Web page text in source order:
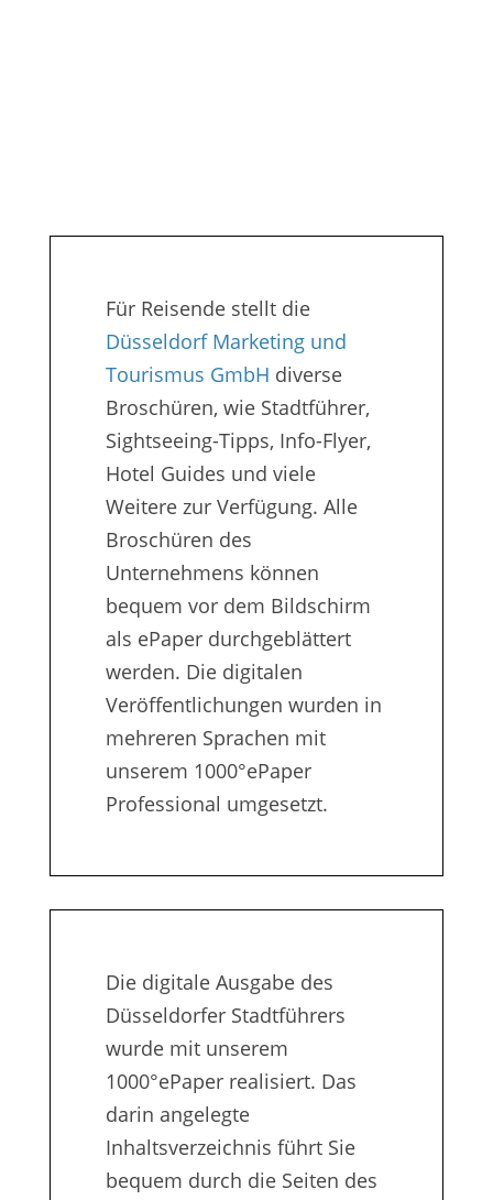
Für Reisende stellt die
Düsseldorf Marketing und
Tourismus GmbH diverse
Broschüren, wie Stadtführer,
Sightseeing-Tipps, Info-Flyer,
Hotel Guides und viele
Weitere zur Verfügung. Alle
Broschüren des
Unternehmens können
bequem vor dem Bildschirm
als ePaper durchgeblättert
werden. Die digitalen
Veröffentlichungen wurden in
mehreren Sprachen mit
unserem 1000°ePaper
Professional umgesetzt.
Die digitale Ausgabe des
Düsseldorfer Stadtführers
wurde mit unserem
1000°ePaper realisiert. Das
darin angelegte
Inhaltsverzeichnis führt Sie
bequem durch die Seiten des